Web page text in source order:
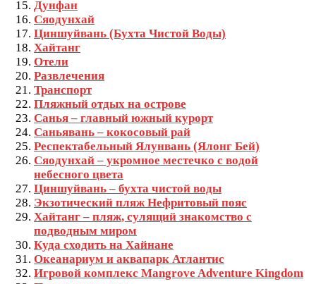
Дунфан
Сяодунхай
Циншуйвань (Бухта Чистой Воды)
Хайтанг
Отели
Развлечения
Транспорт
Пляжный отдых на острове
Санья – главный южный курорт
Саньявань – кокосовый рай
Респектабельный Ялунвань (Ялонг Бей)
Сяодунхай – укромное местечко с водой
небесного цвета
Циншуйвань – бухта чистой воды
Экзотический пляж Нефритовый пояс
Хайтанг – пляж, сулящий знакомство с
подводным миром
Куда сходить на Хайнане
Океанариум и аквапарк Атлантис
Игровой комплекс Mangrove Adventure Kingdom